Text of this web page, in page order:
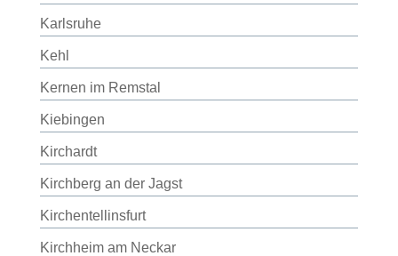
Karlsruhe
Kehl
Kernen im Remstal
Kiebingen
Kirchardt
Kirchberg an der Jagst
Kirchentellinsfurt
Kirchheim am Neckar